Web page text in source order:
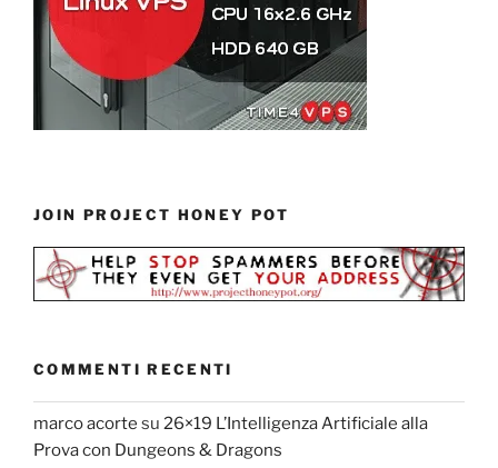
JOIN PROJECT HONEY POT
COMMENTI RECENTI
marco acorte su 26×19 L’Intelligenza Artificiale alla
Prova con Dungeons & Dragons